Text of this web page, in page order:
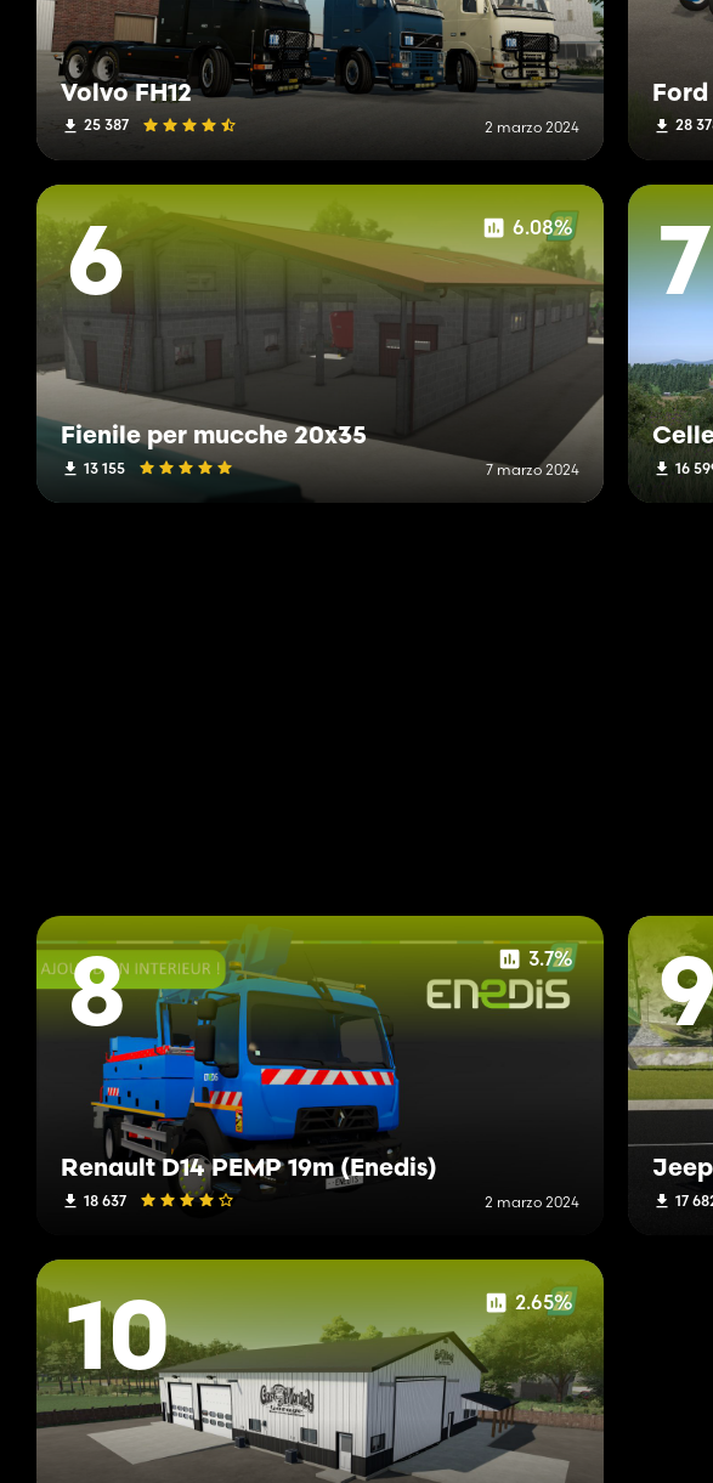
Volvo FH12
25 387 2 marzo 2024 28
6 6.08%
Fienile per mucche 20x35
13 155 7 marzo 2024
7
16
8 3.7%
Renault D14 PEMP 19m (Enedis)
18 637 2 marzo 2024 17
10 2.65%